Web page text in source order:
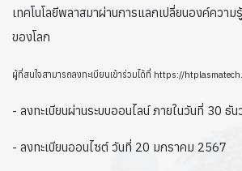
เทคโนโลยีพลาสมาผ่านการแลกเปลี่ยนองค์ความ
ของโลก
ผู้ที่สนใจสามารถลงทะเบียนเข้าร่วมได้ที่ https://
- ลงทะเบียนผ่านระบบออนไลน์ ภายในวันที่ 30 ธั
- ลงทะเบียนออนไซต์ วันที่ 20 มกราคม 2567